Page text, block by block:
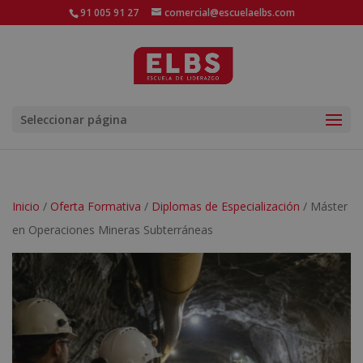
91 005 91 27 comercial@escuelaelbs.com
Seleccionar página
Inicio / Oferta Formativa / Diplomas de Especialización / Máster
en Operaciones Mineras Subterráneas